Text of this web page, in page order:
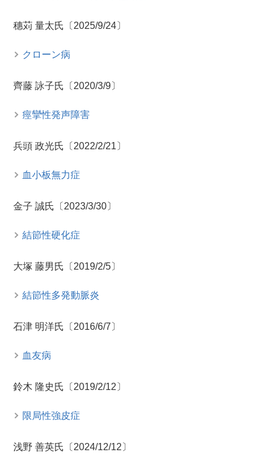
穗苅 量太氏〔2025/9/24〕
クローン病
齊藤 詠子氏〔2020/3/9〕
痙攣性発声障害
兵頭 政光氏〔2022/2/21〕
血小板無力症
金子 誠氏〔2023/3/30〕
結節性硬化症
大塚 藤男氏〔2019/2/5〕
結節性多発動脈炎
石津 明洋氏〔2016/6/7〕
血友病
鈴木 隆史氏〔2019/2/12〕
限局性強皮症
浅野 善英氏〔2024/12/12〕